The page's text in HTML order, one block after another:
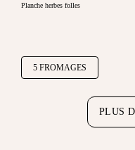
Planche herbes folles
5 FROMAGES
PLUS